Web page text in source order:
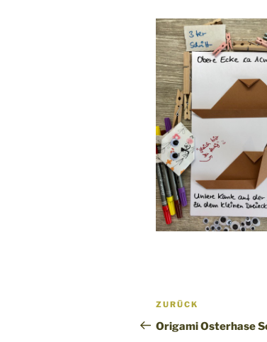
Vorheriger
Beitrag
ZURÜCK
Origami Osterhase